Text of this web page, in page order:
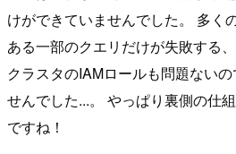
けができていませんでした。 多く
ある一部のクエリだけが失敗する
クラスタのIAMロールも問題ない
せんでした...。 やっぱり裏側の仕
ですね！